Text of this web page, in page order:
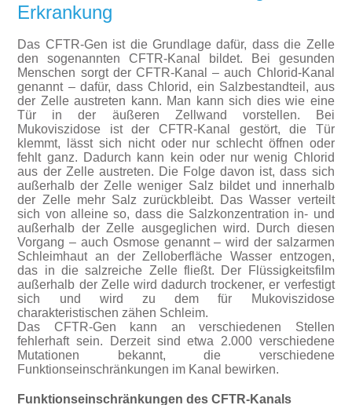
Erkrankung
Das CFTR-Gen ist die Grundlage dafür, dass die Zelle
den sogenannten CFTR-Kanal bildet. Bei gesunden
Menschen sorgt der CFTR-Kanal – auch Chlorid-Kanal
genannt – dafür, dass Chlorid, ein Salzbestandteil, aus
der Zelle austreten kann. Man kann sich dies wie eine
Tür in der äußeren Zellwand vorstellen. Bei
Mukoviszidose ist der CFTR-Kanal gestört, die Tür
klemmt, lässt sich nicht oder nur schlecht öffnen oder
fehlt ganz. Dadurch kann kein oder nur wenig Chlorid
aus der Zelle austreten. Die Folge davon ist, dass sich
außerhalb der Zelle weniger Salz bildet und innerhalb
der Zelle mehr Salz zurückbleibt. Das Wasser verteilt
sich von alleine so, dass die Salzkonzentration in- und
außerhalb der Zelle ausgeglichen wird. Durch diesen
Vorgang – auch Osmose genannt – wird der salzarmen
Schleimhaut an der Zelloberfläche Wasser entzogen,
das in die salzreiche Zelle fließt. Der Flüssigkeitsfilm
außerhalb der Zelle wird dadurch trockener, er verfestigt
sich und wird zu dem für Mukoviszidose
charakteristischen zähen Schleim.
Das CFTR-Gen kann an verschiedenen Stellen
fehlerhaft sein. Derzeit sind etwa 2.000 verschiedene
Mutationen bekannt, die verschiedene
Funktionseinschränkungen im Kanal bewirken.
Funktionseinschränkungen des CFTR-Kanals